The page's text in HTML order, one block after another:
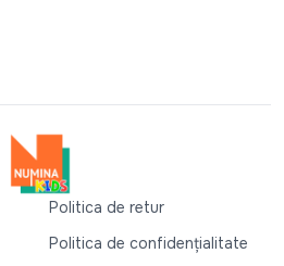
Politica de retur
Politica de confidențialitate